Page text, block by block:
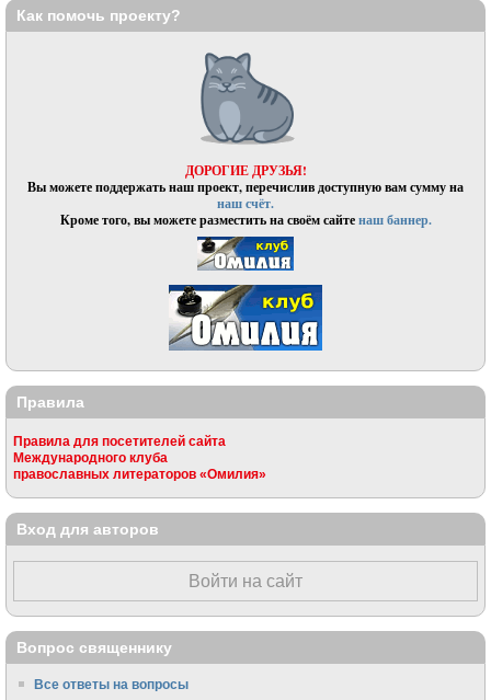
Как помочь проекту?
ДОРОГИЕ ДРУЗЬЯ!
Вы можете поддержать наш проект, перечислив доступную вам сумму на
наш счёт.
Кроме того, вы можете разместить на своём сайтенаш баннер.
Правила
Правила для посетителей сайта
Международного клуба
православных литераторов «Омилия»
Вход для авторов
Войти на сайт
Вопрос священнику
Все ответы на вопросы